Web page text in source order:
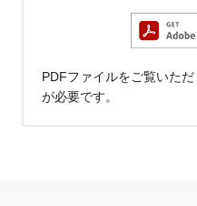
PDFファイルをご覧いた
が必要です。